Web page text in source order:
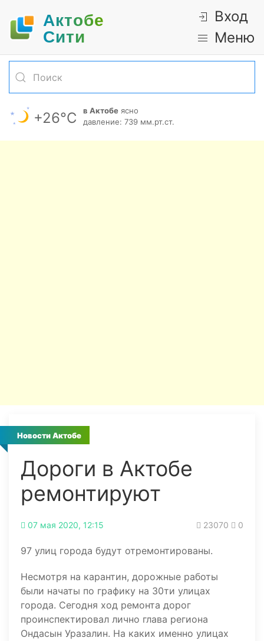
Актобе
Cити
Вход
Меню
+26°С в Актобе ясно
давление: 739 мм.рт.ст.
Новости Актобе
Дороги в Актобе
ремонтируют
07 мая 2020, 12:15 23070 0
97 улиц города будут отремонтированы.
Несмотря на карантин, дорожные работы
были начаты по графику на 30ти улицах
города. Сегодня ход ремонта дорог
проинспектировал лично глава региона
Ондасын Уразалин. На каких именно улицах